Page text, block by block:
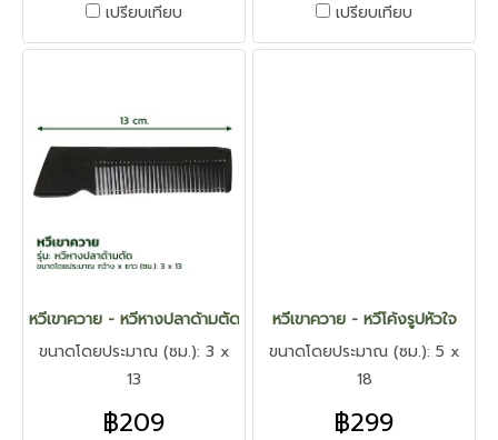
เปรียบเทียบ
เปรียบเทียบ
หวีเขาควาย - หวีหางปลาด้ามตัด
ขนาดโดยประมาณ (ซม.): 3 x
13
฿209
หวีเขาควาย - หวีโค้งรูปหัวใจ
ขนาดโดยประมาณ (ซม.): 5 x
18
฿299